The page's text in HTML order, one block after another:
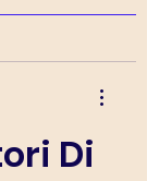
Di